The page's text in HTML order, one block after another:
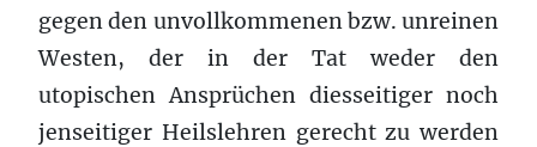
gegen den unvollkommenen bzw. unreinen
Westen, der in der Tat weder den
utopischen Ansprüchen diesseitiger noch
jenseitiger Heilslehren gerecht zu werden